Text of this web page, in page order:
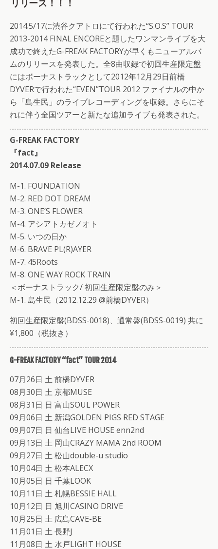
リリース！！！
2014.5/17に渋谷クアトロにて行われた“S.O.S” TOUR
2013-2014 FINAL ENCOREと題したワンマンライブを大
成功で終えたG-FREAK FACTORYが早くもニューアルバ
ムのリリースを発表した。全8曲収録で初回生産限定盤
にはボーナストラックとして2012年12月29日前橋
DYVERで行われた“EVEN”TOUR 2012 ファイナルの中か
ら「島生民」のライブレコーディングを収録。さらにそ
れに伴う全国ツアーと新たな追加ライブも発表された。
G-FREAK FACTORY
『fact』
2014.07.09 Release
M-1. FOUNDATION
M-2. RED DOT DREAM
M-3. ONE’S FLOWER
M-4. アシアトカゼノオト
M-5. いつの日か
M-6. BRAVE PL(R)AYER
M-7. 45Roots
M-8. ONE WAY ROCK TRAIN
＜ボーナストラック/ 初回生産限定盤のみ＞
M-1. 島生民（2012.12.29 @前橋DYVER）
初回生産限定盤(BDSS-0018)、通常盤(BDSS-0019) 共に
¥1,800（税抜き）
G-FREAK FACTORY “fact” TOUR 2014
07月26日 土 前橋DYVER
08月30日 土 京都MUSE
08月31日 日 富山SOUL POWER
09月06日 土 新潟GOLDEN PIGS RED STAGE
09月07日 日 仙台LIVE HOUSE enn2nd
09月13日 土 岡山CRAZY MAMA 2nd ROOM
09月27日 土 松山double-u studio
10月04日 土 松本ALECX
10月05日 日 千葉LOOK
10月11日 土 札幌BESSIE HALL
10月12日 日 旭川CASINO DRIVE
10月25日 土 広島CAVE-BE
11月01日 土 長野J
11月08日 土 水戸LIGHT HOUSE